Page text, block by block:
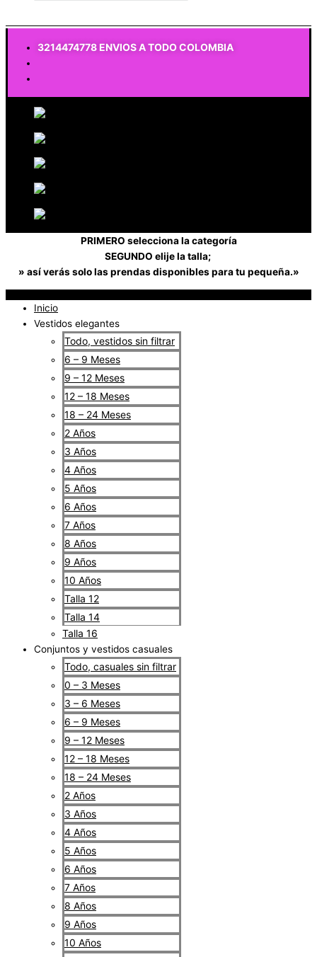
3214474778 ENVIOS A TODO COLOMBIA
PRIMERO selecciona la categoría
SEGUNDO elije la talla;
» así verás solo las prendas disponibles para tu pequeña.»
Inicio
Vestidos elegantes
Todo, vestidos sin filtrar
6 – 9 Meses
9 – 12 Meses
12 – 18 Meses
18 – 24 Meses
2 Años
3 Años
4 Años
5 Años
6 Años
7 Años
8 Años
9 Años
10 Años
Talla 12
Talla 14
Talla 16
Conjuntos y vestidos casuales
Todo, casuales sin filtrar
0 – 3 Meses
3 – 6 Meses
6 – 9 Meses
9 – 12 Meses
12 – 18 Meses
18 – 24 Meses
2 Años
3 Años
4 Años
5 Años
6 Años
7 Años
8 Años
9 Años
10 Años